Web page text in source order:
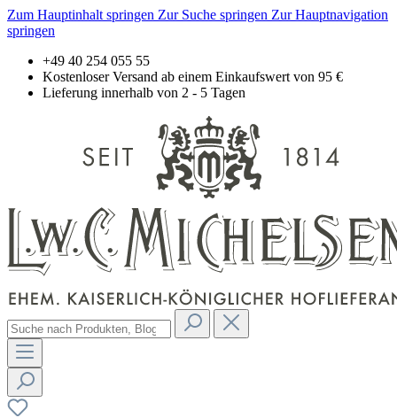
Zum Hauptinhalt springen Zur Suche springen Zur Hauptnavigation
springen
+49 40 254 055 55
Kostenloser Versand ab einem Einkaufswert von 95 €
Lieferung innerhalb von 2 - 5 Tagen